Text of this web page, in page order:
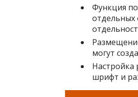
Функция
отдельных
могут
Настройка
шрифт и